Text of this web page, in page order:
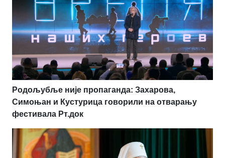
Родољубље није пропаганда: Захарова,
Симоњан и Кустурица говорили на отварању
фестивала Рт.док